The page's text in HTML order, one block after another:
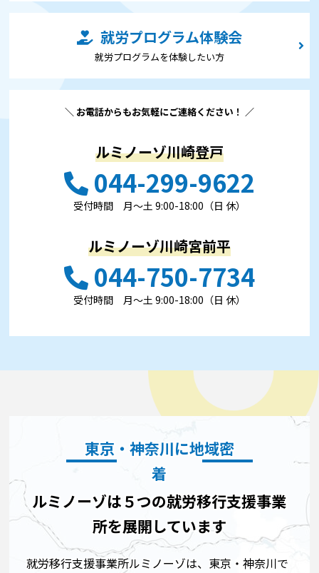
就労プログラム体験会
就労プログラムを体験したい⽅
＼ お電話からもお気軽にご連絡ください！ ／
ルミノーゾ川崎登戸
044-299-9622
受付時間 ⽉〜⼟ 9:00-18:00（日 休）
ルミノーゾ川崎宮前平
044-750-7734
受付時間 ⽉〜⼟ 9:00-18:00（日 休）
東京・神奈川に地域密
着
ルミノーゾは５つの就労移行支援事業
所を展開しています
就労移行支援事業所ルミノーゾは、東京・神奈川で